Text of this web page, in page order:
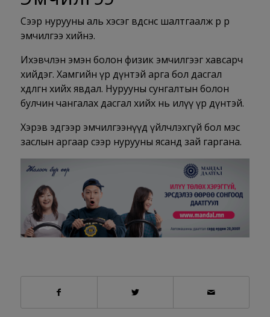
Сээр нурууны аль хэсэг өвдсөнөөс шалтгаалж өөр өөр
эмчилгээ хийнэ.
Ихэвчлэн эмэн болон физик эмчилгээг хавсарч
хийдэг. Хамгийн үр дүнтэй арга бол дасгал
хөдөлгөөн хийх явдал. Нурууны сунгалтын болон
булчин чангалах дасгал хийх нь илүү үр дүнтэй.
Хэрэв эдгээр эмчилгээнүүд үйлчлэхгүй бол мэс
заслын аргаар сээр нурууны ясанд зай гаргана.